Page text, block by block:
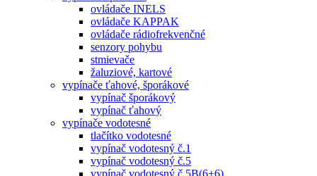
ovládače INELS
ovládače KAPPAK
ovládače rádiofrekvenčné
senzory pohybu
stmievače
žaluziové, kartové
vypínače ťahové, šporákové
vypínač šporákový
vypínač ťahový
vypínače vodotesné
tlačítko vodotesné
vypínač vodotesný č.1
vypínač vodotesný č.5
vypínač vodotesný č.5B(6+6)